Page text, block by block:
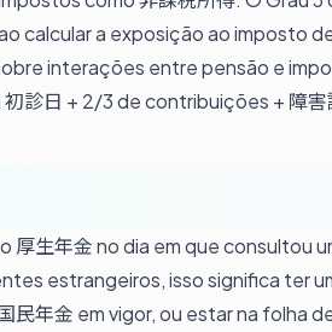
calcular a exposição ao imposto
interações entre pensão e
診日 + 2/3 de contribuições + 障害
生年金 no dia em que consultou
estrangeiros, isso significa ter
年金 em vigor, ou estar na folha